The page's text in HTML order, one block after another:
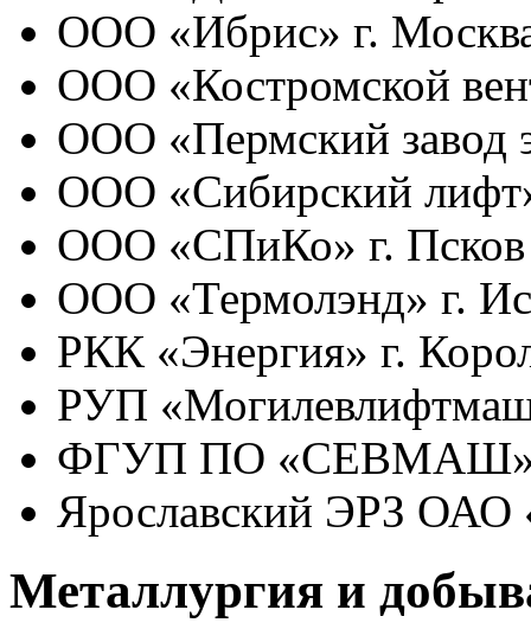
ООО «Ибрис» г.
ООО «Костромской
ООО «Пермский завод
ООО «Сибирский
ООО «СПиКо» г. Псков
ООО «Термолэнд» г.
РКК «Энергия» г.
РУП
ФГУП ПО «СЕВМАШ»
Ярославский ЭРЗ
Металлургия и